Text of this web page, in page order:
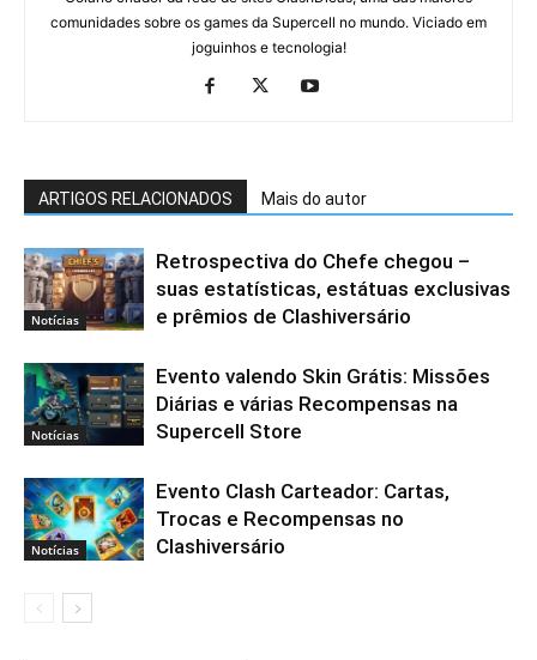
comunidades sobre os games da Supercell no mundo. Viciado em
joguinhos e tecnologia!
ARTIGOS RELACIONADOS Mais do autor
Notícias
Retrospectiva do Chefe chegou –
suas estatísticas, estátuas exclusivas
e prêmios de Clashiversário
Notícias
Evento valendo Skin Grátis: Missões
Diárias e várias Recompensas na
Supercell Store
Notícias
Evento Clash Carteador: Cartas,
Trocas e Recompensas no
Clashiversário